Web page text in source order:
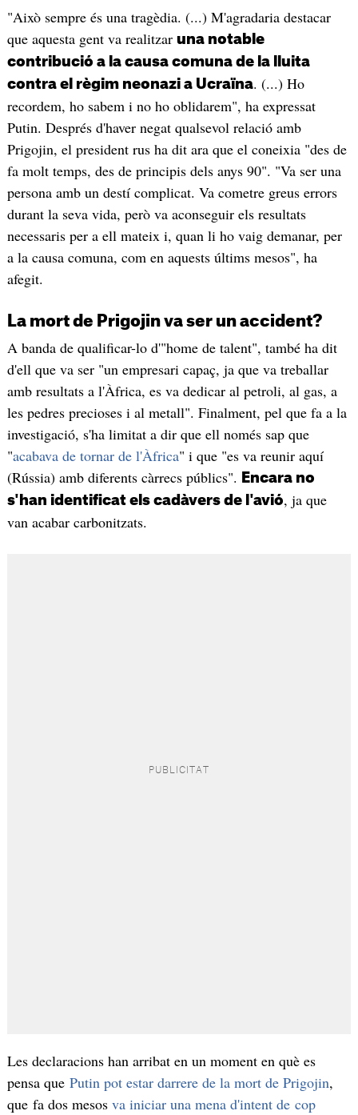
"Això sempre és una tragèdia. (...) M'agradaria destacar
que aquesta gent va realitzar una notable
contribució a la causa comuna de la lluita
contra el règim neonazi a Ucraïna. (...) Ho
recordem, ho sabem i no ho oblidarem", ha expressat
Putin. Després d'haver negat qualsevol relació amb
Prigojin, el president rus ha dit ara que el coneixia "des de
fa molt temps, des de principis dels anys 90". "Va ser una
persona amb un destí complicat. Va cometre greus errors
durant la seva vida, però va aconseguir els resultats
necessaris per a ell mateix i, quan li ho vaig demanar, per
a la causa comuna, com en aquests últims mesos", ha
afegit.
La mort de Prigojin va ser un accident?
A banda de qualificar-lo d'"home de talent", també ha dit
d'ell que va ser "un empresari capaç, ja que va treballar
amb resultats a l'Àfrica, es va dedicar al petroli, al gas, a
les pedres precioses i al metall". Finalment, pel que fa a la
investigació, s'ha limitat a dir que ell només sap que
"acabava de tornar de l'Àfrica" i que "es va reunir aquí
(Rússia) amb diferents càrrecs públics".
Encara no
s'han identificat els cadàvers de l'avió, ja que
van acabar carbonitzats.
Les declaracions han arribat en un moment en què es
pensa que Putin pot estar darrere de la mort de Prigojin,
que fa dos mesos va iniciar una mena d'intent de cop